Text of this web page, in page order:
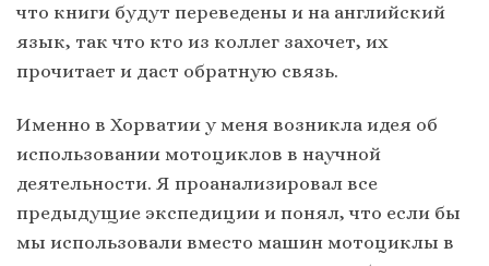
что книги будут переведены и на английский
язык, так что кто из коллег захочет, их
прочитает и даст обратную связь.
Именно в Хорватии у меня возникла идея об
использовании мотоциклов в научной
деятельности. Я проанализировал все
предыдущие экспедиции и понял, что если бы
мы использовали вместо машин мотоциклы в